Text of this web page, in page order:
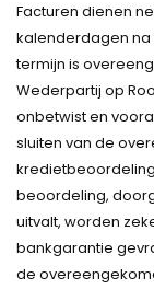
Facturen dienen
kalenderdagen na
termijn is
Wederpartij op
onbetwist en
sluiten van de
beoordeling,
uitvalt, worden
bankgarantie
de